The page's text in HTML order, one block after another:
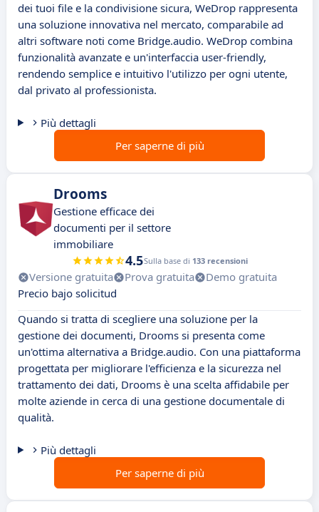
dei tuoi file e la condivisione sicura, WeDrop rappresenta
una soluzione innovativa nel mercato, comparabile ad
altri software noti come Bridge.audio. WeDrop combina
funzionalità avanzate e un'interfaccia user-friendly,
rendendo semplice e intuitivo l'utilizzo per ogni utente,
dal privato al professionista.
Più dettagli
Per saperne di più
Drooms
Gestione efficace dei
documenti per il settore
immobiliare
4.5Sulla base di 133 recensioni
Versione gratuita Prova gratuita
Demo gratuita
Precio bajo solicitud
Quando si tratta di scegliere una soluzione per la
gestione dei documenti, Drooms si presenta come
un'ottima alternativa a Bridge.audio. Con una piattaforma
progettata per migliorare l'efficienza e la sicurezza nel
trattamento dei dati, Drooms è una scelta affidabile per
molte aziende in cerca di una gestione documentale di
qualità.
Più dettagli
Per saperne di più